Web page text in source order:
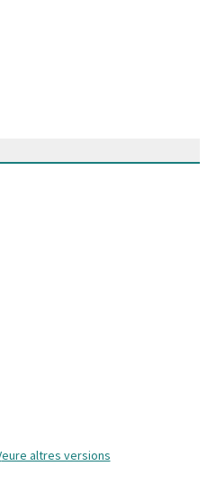
veure altres versions